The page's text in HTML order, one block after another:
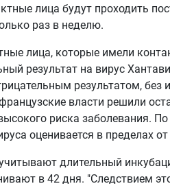
лица будут проходить
раз в неделю.
лица, которые имели
результат на вирус
результатом,
власти решили
риска заболевания.
оценивается в пределах
длительный
в 42 дня. "Следствием